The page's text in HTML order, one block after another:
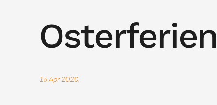
Osterferien
16 Apr 2020,